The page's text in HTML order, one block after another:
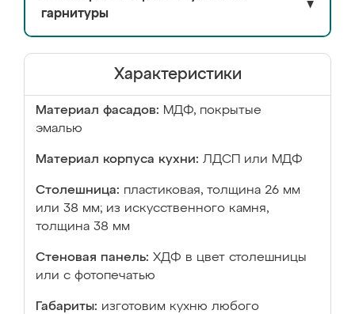
гарнитуры
▼
Характеристики
Материал фасадов: МДФ, покрытые
эмалью
Материал корпуса кухни: ЛДСП или МДФ
Столешница: пластиковая, толщина 26 мм
или 38 мм; из искусственного камня,
толщина 38 мм
Стеновая панель: ХДФ в цвет столешницы
или с фотопечатью
Габариты: изготовим кухню любого